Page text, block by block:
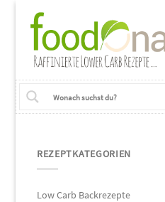
content
REZEPTKATEGORIEN
Low Carb Backrezepte